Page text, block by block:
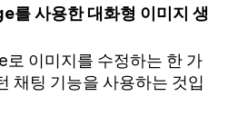
를 사용한 대화형 이미지 생
로 이미지를 수정하는 한 가
채팅 기능을 사용하는 것입